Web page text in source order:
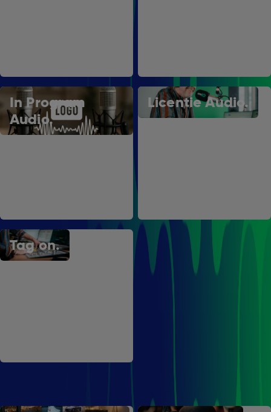
In Program
Audio.
Licentie Audio.
Tag on.